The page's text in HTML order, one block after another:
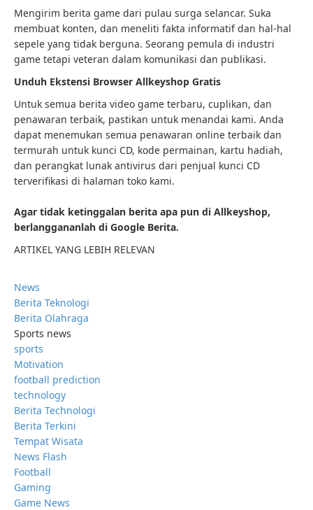
Mengirim berita game dari pulau surga selancar. Suka
membuat konten, dan meneliti fakta informatif dan hal-hal
sepele yang tidak berguna. Seorang pemula di industri
game tetapi veteran dalam komunikasi dan publikasi.
Unduh Ekstensi Browser Allkeyshop Gratis
Untuk semua berita video game terbaru, cuplikan, dan
penawaran terbaik, pastikan untuk menandai kami. Anda
dapat menemukan semua penawaran online terbaik dan
termurah untuk kunci CD, kode permainan, kartu hadiah,
dan perangkat lunak antivirus dari penjual kunci CD
terverifikasi di halaman toko kami.
Agar tidak ketinggalan berita apa pun di Allkeyshop,
berlanggananlah di Google Berita.
ARTIKEL YANG LEBIH RELEVAN
News
Berita Teknologi
Berita Olahraga
Sports news
sports
Motivation
football prediction
technology
Berita Technologi
Berita Terkini
Tempat Wisata
News Flash
Football
Gaming
Game News